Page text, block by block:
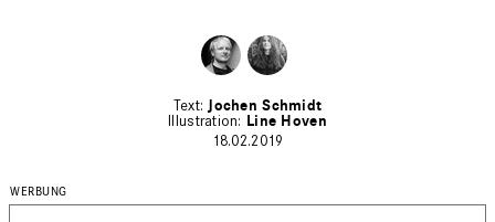
Jochen Schmidt
Line Hoven
18.02.2019